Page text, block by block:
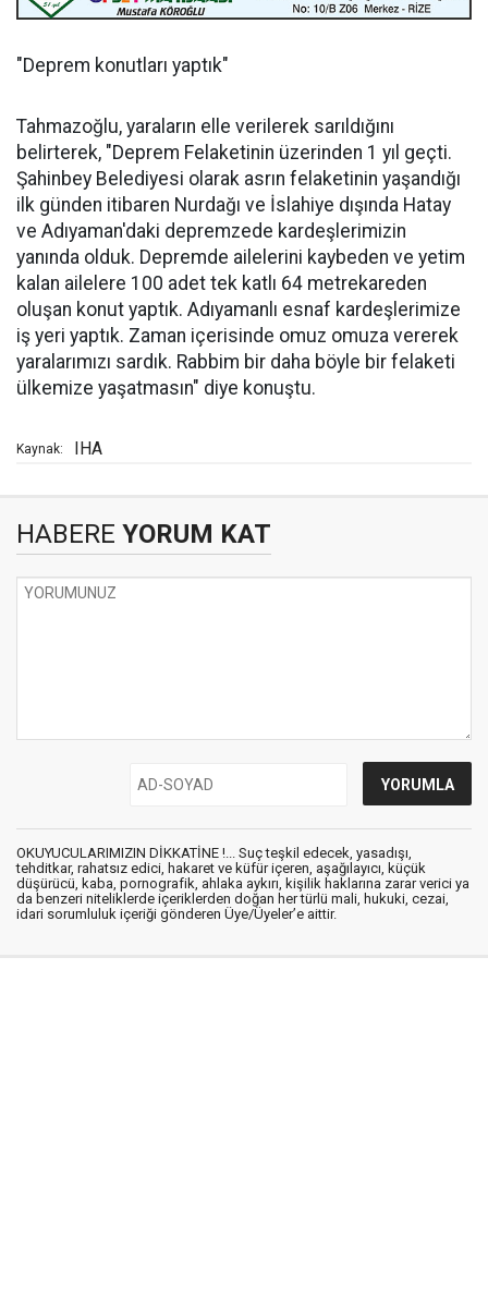
"Deprem konutları yaptık"
Tahmazoğlu, yaraların elle verilerek sarıldığını
belirterek, "Deprem Felaketinin üzerinden 1 yıl geçti.
Şahinbey Belediyesi olarak asrın felaketinin yaşandığı
ilk günden itibaren Nurdağı ve İslahiye dışında Hatay
ve Adıyaman'daki depremzede kardeşlerimizin
yanında olduk. Depremde ailelerini kaybeden ve yetim
kalan ailelere 100 adet tek katlı 64 metrekareden
oluşan konut yaptık. Adıyamanlı esnaf kardeşlerimize
iş yeri yaptık. Zaman içerisinde omuz omuza vererek
yaralarımızı sardık. Rabbim bir daha böyle bir felaketi
ülkemize yaşatmasın" diye konuştu.
Kaynak: IHA
HABERE YORUM KAT
OKUYUCULARIMIZIN DİKKATİNE !... Suç teşkil edecek, yasadışı,
tehditkar, rahatsız edici, hakaret ve küfür içeren, aşağılayıcı, küçük
düşürücü, kaba, pornografik, ahlaka aykırı, kişilik haklarına zarar verici ya
da benzeri niteliklerde içeriklerden doğan her türlü mali, hukuki, cezai,
idari sorumluluk içeriği gönderen Üye/Üyeler’e aittir.